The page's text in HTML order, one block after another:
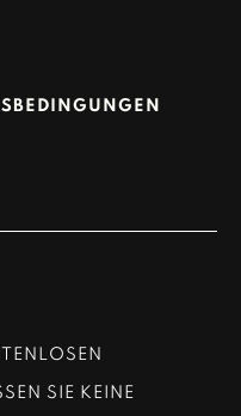
SIE KEINE